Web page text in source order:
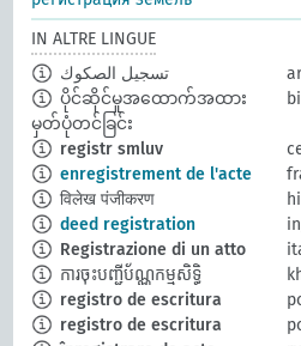
IN ALTRE LINGUE
تسجيل الصكوك
ပိုင်ဆိုင်မှုအထောက်အထား
မှတ်ပုံတင်ခြင်း
registr smluv
enregistrement de l'acte
विलेख पंजीकरण
deed registration
Registrazione di un atto
ការចុះបញ្ជីប័ណ្ណកម្មសិទ្ធិ
registro de escritura
registro de escritura